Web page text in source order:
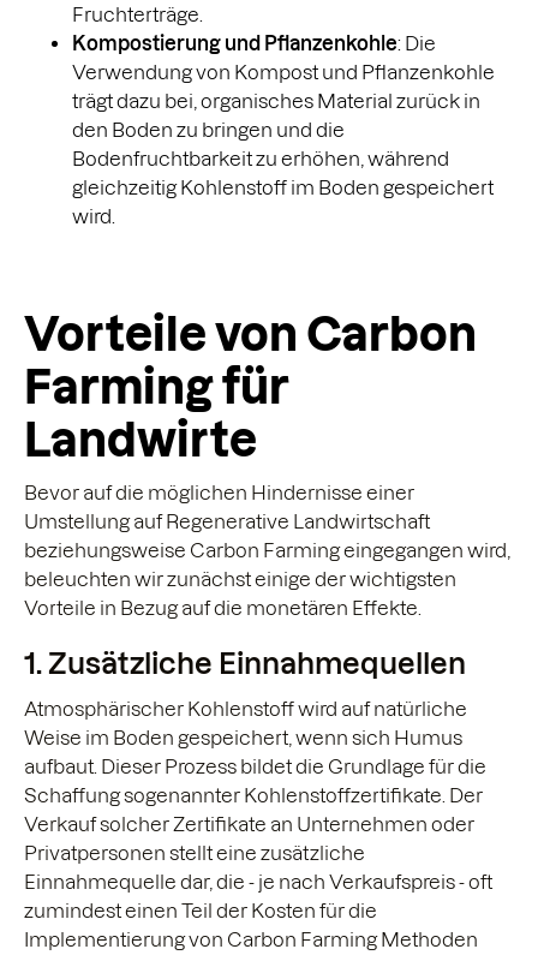
Fruchterträge.
Kompostierung und Pflanzenkohle: Die
Verwendung von Kompost und Pflanzenkohle
trägt dazu bei, organisches Material zurück in
den Boden zu bringen und die
Bodenfruchtbarkeit zu erhöhen, während
gleichzeitig Kohlenstoff im Boden gespeichert
wird.
Vorteile von Carbon
Farming für
Landwirte
Bevor auf die möglichen Hindernisse einer
Umstellung auf Regenerative Landwirtschaft
beziehungsweise Carbon Farming eingegangen wird,
beleuchten wir zunächst einige der wichtigsten
Vorteile in Bezug auf die monetären Effekte.
1. Zusätzliche Einnahmequellen
Atmosphärischer Kohlenstoff wird auf natürliche
Weise im Boden gespeichert, wenn sich Humus
aufbaut. Dieser Prozess bildet die Grundlage für die
Schaffung sogenannter Kohlenstoffzertifikate. Der
Verkauf solcher Zertifikate an Unternehmen oder
Privatpersonen stellt eine zusätzliche
Einnahmequelle dar, die - je nach Verkaufspreis - oft
zumindest einen Teil der Kosten für die
Implementierung von Carbon Farming Methoden